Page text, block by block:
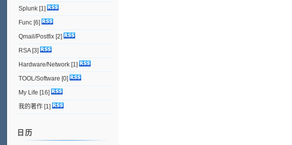
Splunk [1]
Func [6]
Qmail/Postfix [2]
RSA[3]
Hardware/Network [1]
TOOL/Software [0]
My Life [16]
我的著作 [1]
日历